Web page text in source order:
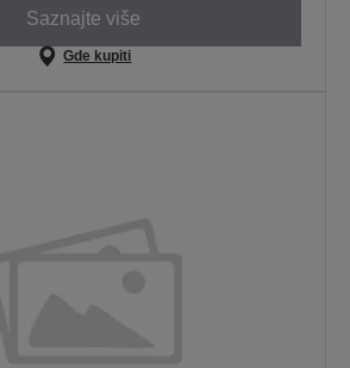
Saznajte više
Gde kupiti